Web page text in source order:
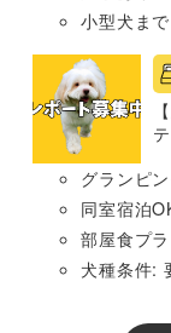
小型犬まで
グランピ
同室宿泊
部屋食プ
犬種条件: